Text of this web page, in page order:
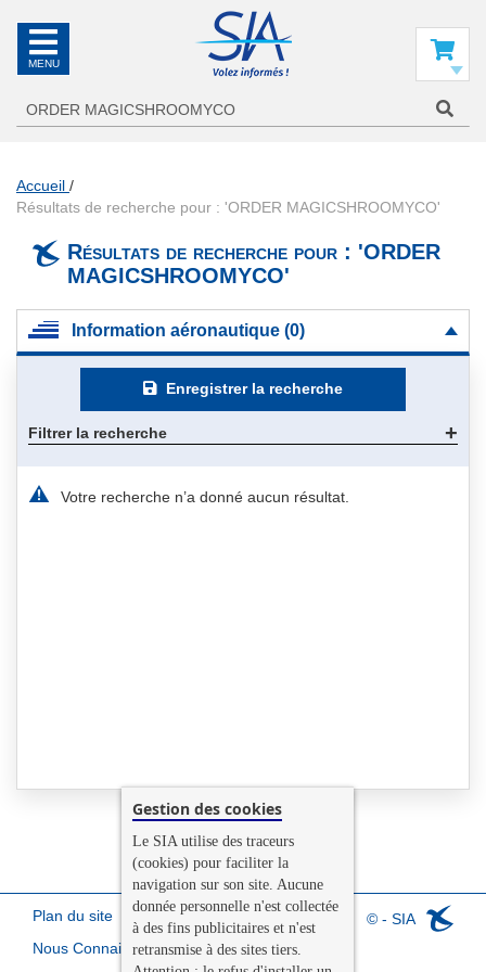
Accueil
Résultats de recherche pour : 'ORDER MAGICSHROOMYCO'
Résultats de recherche pour : 'ORDER
MAGICSHROOMYCO'
Information aéronautique (0)
Enregistrer la recherche
Filtrer la recherche
Votre recherche n’a donné aucun résultat.
© - SIA
Plan du site
Nous Connaitre
Gestion des cookies
Le SIA utilise des traceurs
(cookies) pour faciliter la
navigation sur son site. Aucune
donnée personnelle n'est collectée
à des fins publicitaires et n'est
retransmise à des sites tiers.